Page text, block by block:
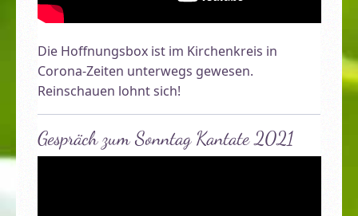
Die Hoffnungsbox ist im Kirchenkreis in
Corona-Zeiten unterwegs gewesen.
Reinschauen lohnt sich!
Gespräch zum Sonntag Kantate 2021